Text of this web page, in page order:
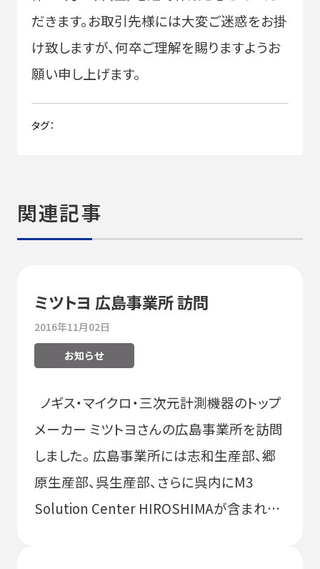
だきます。お取引先様には大変ご迷惑をお掛
け致しますが、何卒ご理解を賜りますようお
願い申し上げます。
タグ：
関連記事
ミツトヨ 広島事業所 訪問
2016年11月02日
お知らせ
ノギス・マイクロ・三次元計測機器のトップ
メーカー ミツトヨさんの広島事業所を訪問
しました。 広島事業所には志和生産部、郷
原生産部、呉生産部、さらに呉内にM3
Solution Center HIROSHIMAが含まれ…